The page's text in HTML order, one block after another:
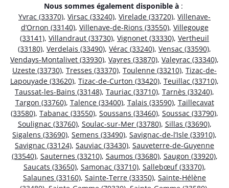
Nous sommes également disponible à :
Yvrac (33370), Virsac (33240), Virelade (33720), Villenave-
d’Ornon (33140), Villenave-de-Rions (33550), Villegouge
(33141), Villandraut (33730), Vignonet (33330), Vertheuil
(33180), Verdelais (33490), Vérac (33240), Vensac (33590),
Vendays-Montalivet (33930), Vayres (33870), Valeyrac (33340),
Uzeste (33730), Tresses (33370), Toulenne (33210), Tizac-de-
Lapouyade (33620), Tizac-de-Curton (33420), Teuillac (33710),
Taussat-les-Bains (33148), Tauriac (33710), Tarnès (33240),
Targon (33760), Talence (33400), Talais (33590), Taillecavat
(33580), Tabanac (33550), Soussans (33460), Soussac (33790),
Soulignac (33760), Soulac-sur-Mer (33780), Sillas (33690),
Sigalens (33690), Semens (33490), Savignac-de-l’Isle (33910),
Savignac (33124), Sauviac (33430), Sauveterre-de-Guyenne
(33540), Sauternes (33210), Saumos (33680), Saugon (33920),
Saucats (33650), Samonac (33710), Sallebœuf (33370),
Salaunes (33160), Sainte-Terre (33350), Sainte-Hélène